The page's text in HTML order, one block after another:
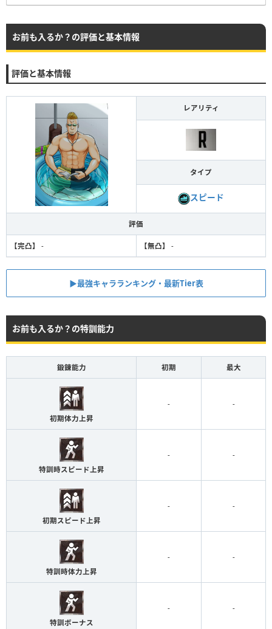
お前も入るか？の評価と基本情報
評価と基本情報
レアリティ
タイプ
スピード
評価
【完凸】 - 【無凸】 -
▶︎最強キャラランキング・最新Tier表
お前も入るか？の特訓能力
鍛錬能力 初期 最大
初期体力上昇
- -
特訓時スピード上昇
- -
初期スピード上昇
- -
特訓時体力上昇
- -
特訓ボーナス
- -